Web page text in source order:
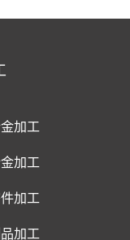
加工
加工
加工
加工